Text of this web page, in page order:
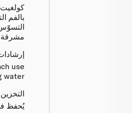
كولغيت
بالفم
مشرقة
use
water.
التخزين
يُحفظ